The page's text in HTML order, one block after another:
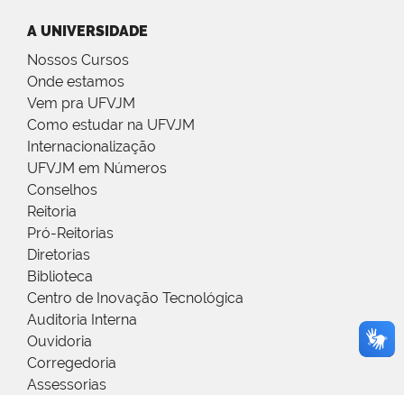
A UNIVERSIDADE
Nossos Cursos
Onde estamos
Vem pra UFVJM
Como estudar na UFVJM
Internacionalização
UFVJM em Números
Conselhos
Reitoria
Pró-Reitorias
Diretorias
Biblioteca
Centro de Inovação Tecnológica
Auditoria Interna
Ouvidoria
Corregedoria
Assessorias